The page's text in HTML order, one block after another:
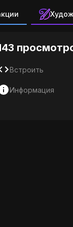
Встроить
Информация